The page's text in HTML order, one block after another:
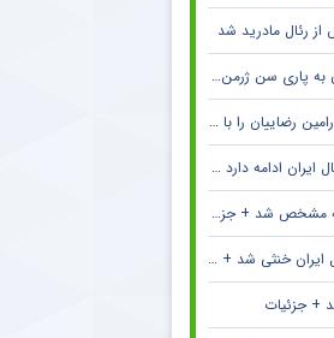
از رئال مادرید شد
پاری سن ژرمن می رود
خاک یکسان کرد + جزئیات
ادامه دارد + جزئیات
مشخص شد + جزئیات
خنثی شد + جزئیات
+ جزئیات